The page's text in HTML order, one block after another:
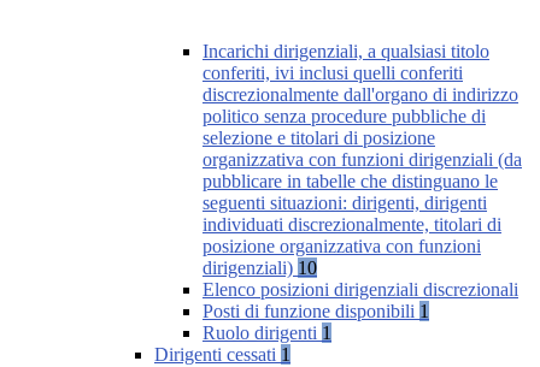
Incarichi dirigenziali, a qualsiasi titolo
conferiti, ivi inclusi quelli conferiti
discrezionalmente dall'organo di indirizzo
politico senza procedure pubbliche di
selezione e titolari di posizione
organizzativa con funzioni dirigenziali (da
pubblicare in tabelle che distinguano le
seguenti situazioni: dirigenti, dirigenti
individuati discrezionalmente, titolari di
posizione organizzativa con funzioni
dirigenziali) 10
Elenco posizioni dirigenziali discrezionali
Posti di funzione disponibili 1
Ruolo dirigenti 1
Dirigenti cessati 1